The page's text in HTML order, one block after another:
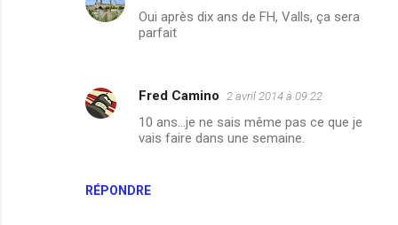
RÉPONDRE
Oui après dix ans de FH, Valls, ça sera
parfait
Fred Camino 2 avril 2014 à 09:22
10 ans...je ne sais même pas ce que je
vais faire dans une semaine.